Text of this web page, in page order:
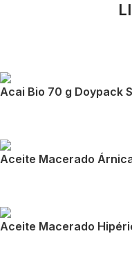
Acai Bio 70 g Doypack
Aceite Macerado Árnica
Aceite Macerado